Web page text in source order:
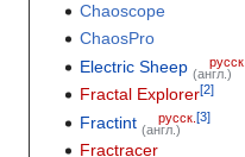
Chaoscope
ChaosPro
Electric Sheep (англ.)
русск.
Fractal Explorer
Fractint (англ.)
русск.
Fractracer